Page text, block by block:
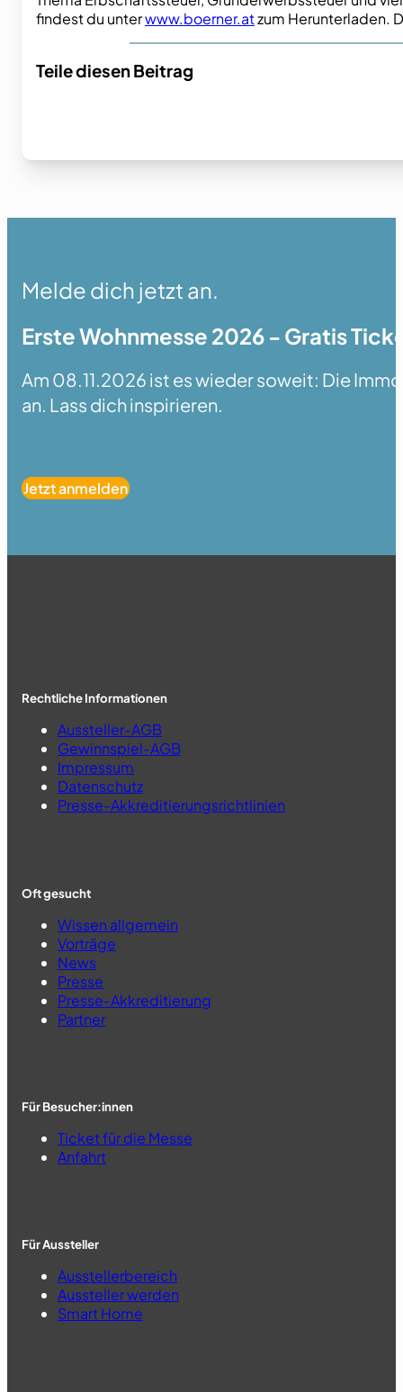
findest du unterwww.boerner.atzum Herunterladen.
Teile diesen Beitrag
Melde dich jetzt an.
Erste Wohnmesse 2026 - Gratis
Am 08.11.2026 ist es wieder soweit: Die
an. Lass dich inspirieren.
Jetzt anmelden
Rechtliche Informationen
Aussteller-AGB
Gewinnspiel-AGB
Impressum
Datenschutz
Presse-Akkreditierungsrichtlinien
Oft gesucht
Wissen allgemein
Vorträge
News
Presse
Presse-Akkreditierung
Partner
Für Besucher:innen
Ticket für die Messe
Anfahrt
Für Aussteller
Ausstellerbereich
Aussteller werden
Smart Home